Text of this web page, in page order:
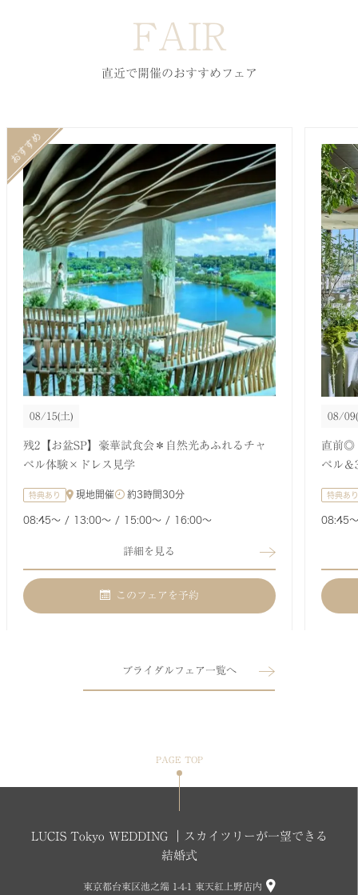
FAIR
直近で開催のおすすめフェア
08/15(土)
残2【お盆SP】豪華試食会＊自然光あふれるチャ
ペル体験×ドレス見学
特典あり 現地開催 約3時間30分
08:45〜 13:00〜 15:00〜 16:00〜
詳細を見る
このフェアを予約
08/09
直前◎
ペル＆
特典あり
08:45〜
ブライダルフェア一覧へ
PAGE TOP
LUCIS Tokyo WEDDING ｜スカイツリーが一望できる
結婚式
東京都台東区池之端 1-4-1 東天紅上野店内